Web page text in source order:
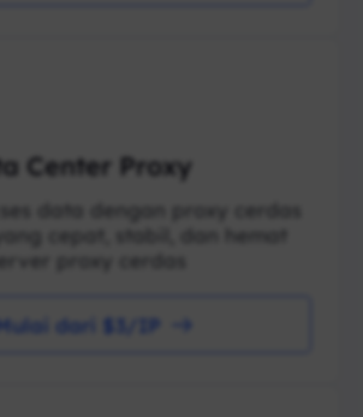
Center Proxy
data dengan proxy cerdas
cepat, stabil, dan hemat
proxy cerdas
dari $3/IP